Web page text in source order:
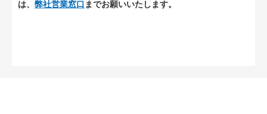
は、 弊社営業窓口 までお願いいたします。